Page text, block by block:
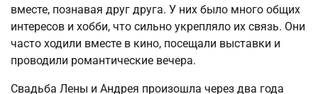
вместе, познавая друг друга. У них было много общих
интересов и хобби, что сильно укрепляло их связь. Они
часто ходили вместе в кино, посещали выставки и
проводили романтические вечера.
Свадьба Лены и Андрея произошла через два года